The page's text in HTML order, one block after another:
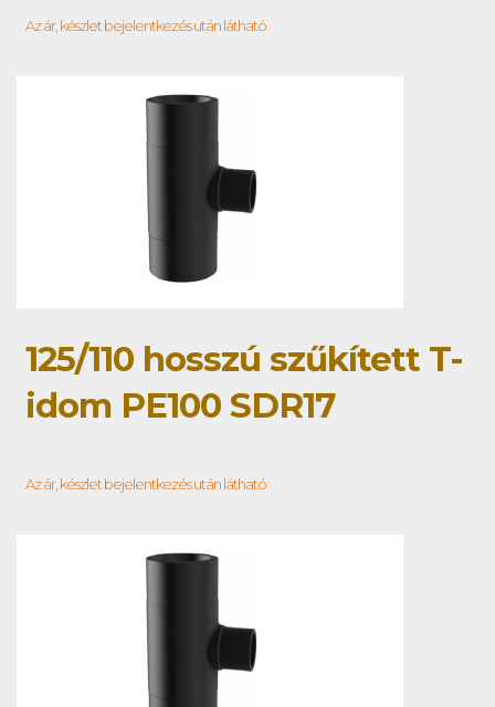
Az ár, készlet bejelentkezés után látható
125/110 hosszú szűkített T-
idom PE100 SDR17
Az ár, készlet bejelentkezés után látható